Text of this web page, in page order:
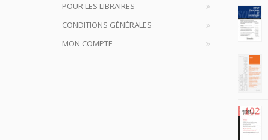
POUR LES LIBRAIRES
CONDITIONS GÉNÉRALES
MON COMPTE